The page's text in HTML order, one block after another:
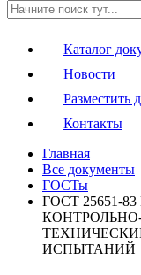
Каталог
Новости
Разместить
Контакты
Главная
Все документы
ГОСТы
ГОСТ 25651-
ИСПЫТАНИЙ